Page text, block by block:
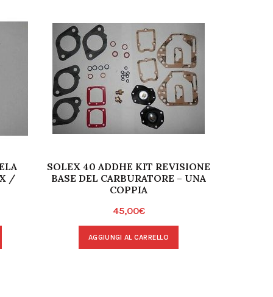
/
SOLEX 40 ADDHE KIT REVISIONE
BASE DEL CARBURATORE – UNA
COPPIA
45,00€
AGGIUNGI AL CARRELLO